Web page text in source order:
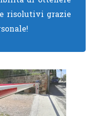
risolutivi grazie